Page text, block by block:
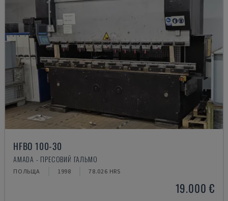
HFBO 100-30
AMADA - ПРЕСОВИЙ ГАЛЬМО
ПОЛЬЩА 1998 78.026 HRS
19.000 €